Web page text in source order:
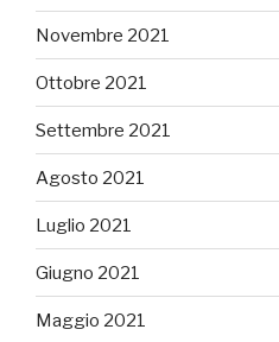
Novembre 2021
Ottobre 2021
Settembre 2021
Agosto 2021
Luglio 2021
Giugno 2021
Maggio 2021